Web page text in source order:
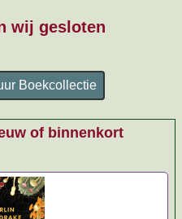
wij gesloten
Boekcollectie
of binnenkort